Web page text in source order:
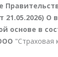
21.05.2026) О
основе в
"Страховая